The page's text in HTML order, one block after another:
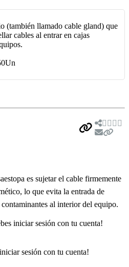
(también llamado cable gland) que
cables al entrar en cajas
es sujetar el cable firmemente
lo que evita la entrada de
al interior del equipo.
iniciar sesión con tu cuenta!
sesión con tu cuenta!